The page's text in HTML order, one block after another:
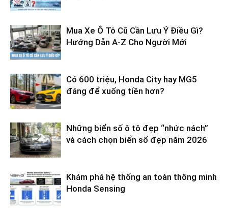
Mua Xe Ô Tô Cũ Cần Lưu Ý Điều Gì?
Hướng Dẫn A-Z Cho Người Mới
Có 600 triệu, Honda City hay MG5
đáng để xuống tiền hơn?
Những biển số ô tô đẹp “nhức nách”
và cách chọn biển số đẹp năm 2026
Khám phá hệ thống an toàn thông minh
Honda Sensing